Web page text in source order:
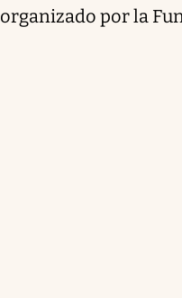
organizado por la